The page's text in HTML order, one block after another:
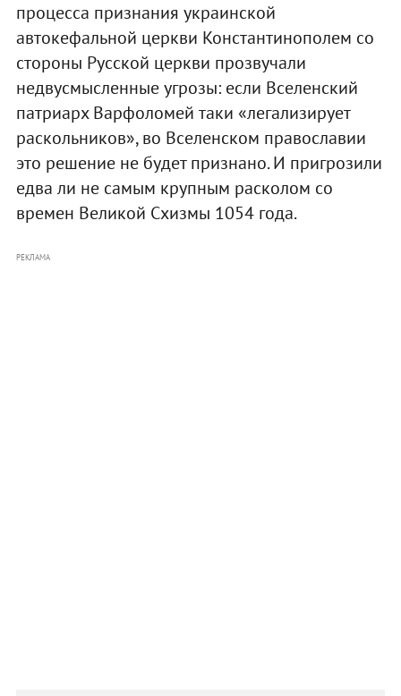
процесса признания украинской
автокефальной церкви Константинополем со
стороны Русской церкви прозвучали
недвусмысленные угрозы: если Вселенский
патриарх Варфоломей таки «легализирует
раскольников», во Вселенском православии
это решение не будет признано. И пригрозили
едва ли не самым крупным расколом со
времен Великой Схизмы 1054 года.
РЕКЛАМА